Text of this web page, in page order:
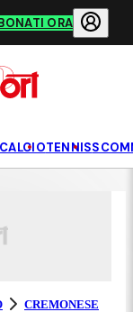
ORA
CALCIOTENNIS
CREMONESE